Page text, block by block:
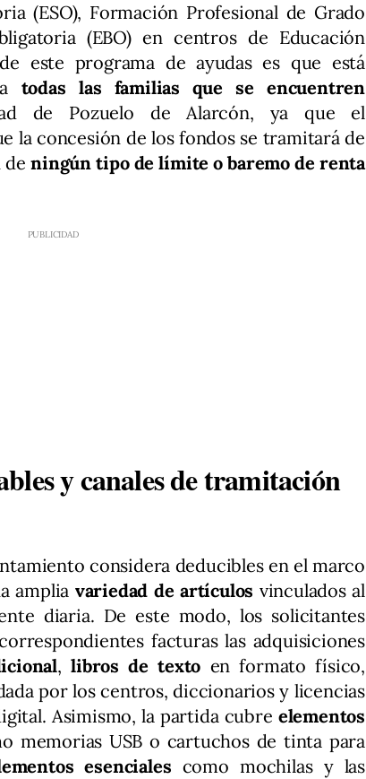
(ESO), Formación Profesional de Grado
(EBO) en centros de Educación
este programa de ayudas es que está
todas las familias que se encuentren
de Pozuelo de Alarcón, ya que el
la concesión de los fondos se tramitará de
deningún tipo de límite o baremo de renta
y canales de tramitación
considera deducibles en el marco
amplia variedad de artículos vinculados al
diaria. De este modo, los solicitantes
facturas las adquisiciones
, libros de texto en formato físico,
por los centros, diccionarios y licencias
Asimismo, la partida cubre elementos
memorias USB o cartuchos de tinta para
esenciales como mochilas y las